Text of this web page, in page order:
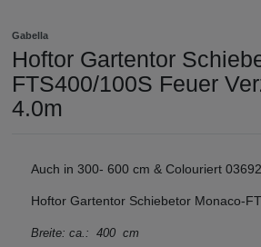
Gabella
Hoftor Gartentor
FTS400/100S Feuer
4.0m
Auch in 300- 600 cm & Colouriert
Hoftor Gartentor Schiebetor Monaco-
Breite: ca.: 400 cm